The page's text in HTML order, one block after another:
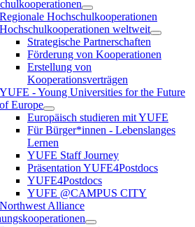
Regionale Hochschulkooperationen
Hochschulkooperationen weltweit
Strategische Partnerschaften
Förderung von Kooperationen
Erstellung von
Kooperationsverträgen
YUFE - Young Universities for the Future
of Europe
Europäisch studieren mit YUFE
Für Bürger*innen - Lebenslanges
Lernen
YUFE Staff Journey
Präsentation YUFE4Postdocs
YUFE4Postdocs
YUFE @CAMPUS CITY
Northwest Alliance